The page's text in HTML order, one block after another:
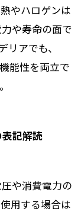
やハロゲンは
や寿命の面で
アでも、
能性を両立で
記解読
や消費電力の
用する場合は